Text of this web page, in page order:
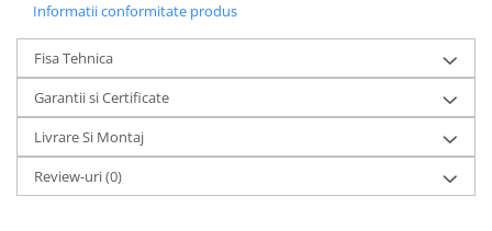
Informatii conformitate produs
Fisa Tehnica
Garantii si Certificate
Livrare Si Montaj
Review-uri(0)